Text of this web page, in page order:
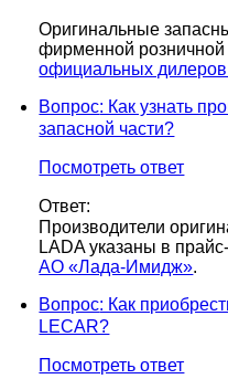
Оригинальные
фирменной розничной
официальных
Вопрос: Как узнать
запасной части?
Посмотреть ответ
Ответ:
Производители
LADA указаны в
АО «Лада-Имидж».
Вопрос: Как
LECAR?
Посмотреть ответ